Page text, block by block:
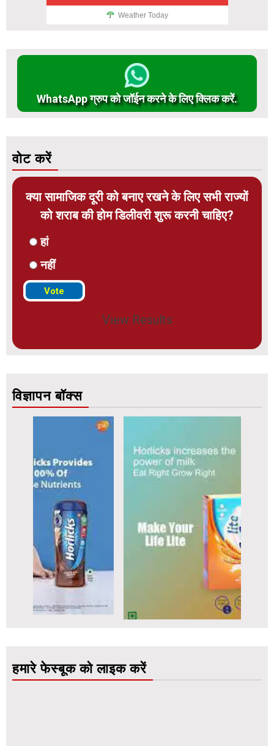
Weather Today
WhatsApp ग्रुप को जॉईन करने के लिए क्लिक करें.
वोट करें
क्या सामाजिक दूरी को बनाए रखने के लिए सभी राज्यों
को शराब की होम डिलीवरी शुरू करनी चाहिए?
हां
नहीं
View Results
विज्ञापन बॉक्स
हमारे फेस्बूक को लाइक करें